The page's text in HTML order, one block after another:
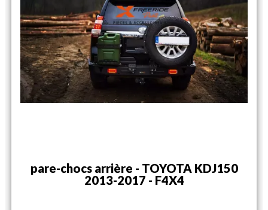
pare-chocs arrière - TOYOTA KDJ150
2013-2017 - F4X4